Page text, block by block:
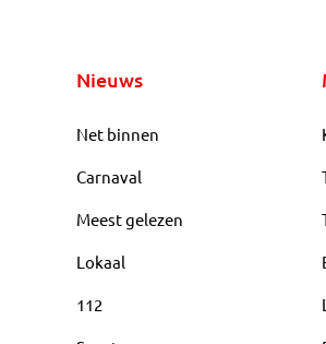
Nieuws
Net binnen
Carnaval
Meest gelezen
Lokaal
112